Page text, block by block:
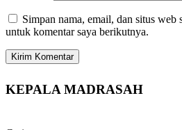
Simpan nama, email, dan situs web
untuk komentar saya berikutnya.
KEPALA MADRASAH